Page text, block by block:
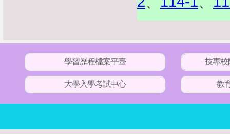
學習歷程檔案平臺 技專校
大學入學考試中心 教